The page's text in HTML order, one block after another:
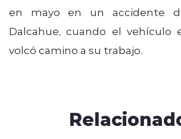
en mayo en un accidente
Dalcahue, cuando el vehículo
volcó camino a su trabajo.